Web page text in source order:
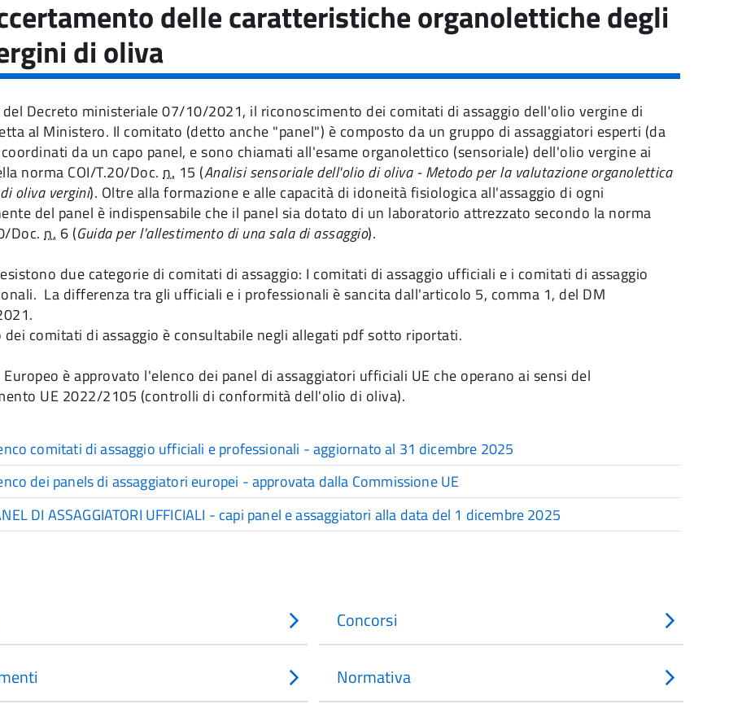
delle caratteristiche organolettiche degli
di oliva
del Decreto ministeriale 07/10/2021, il riconoscimento dei comitati di assaggio dell'olio vergine di
al Ministero. Il comitato (detto anche "panel") è composto da un gruppo di assaggiatori esperti (da
da un capo panel, e sono chiamati all'esame organolettico (sensoriale) dell'olio vergine ai
norma COI/T.20/Doc.n. 15 (Analisi sensoriale dell'olio di oliva - Metodo per la valutazione organolettica
oliva vergini). Oltre alla formazione e alle capacità di idoneità fisiologica all'assaggio di ogni
del panel è indispensabile che il panel sia dotato di un laboratorio attrezzato secondo la norma
Doc.n. 6 (Guida per l'allestimento di una sala di assaggio).
due categorie di comitati di assaggio: I comitati di assaggio ufficiali e i comitati di assaggio
La differenza tra gli ufficiali e i professionali è sancita dall'articolo 5, comma 1, del DM
dei comitati di assaggio è consultabile negli allegati pdf sotto riportati.
è approvato l'elenco dei panel di assaggiatori ufficiali UE che operano ai sensi del
UE 2022/2105 (controlli di conformità dell'olio di oliva).
comitati di assaggio ufficiali e professionali - aggiornato al 31 dicembre 2025
dei panels di assaggiatori europei - approvata dalla Commissione UE
DI ASSAGGIATORI UFFICIALI - capi panel e assaggiatori alla data del 1 dicembre 2025
Concorsi
Normativa